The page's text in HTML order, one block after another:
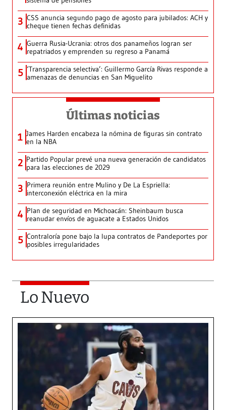
3 CSS anuncia segundo pago de agosto para jubilados: ACH y
cheque tienen fechas definidas
4 Guerra Rusia-Ucrania: otros dos panameños logran ser
repatriados y emprenden su regreso a Panamá
5 ‘Transparencia selectiva’: Guillermo García Rivas responde a
amenazas de denuncias en San Miguelito
Últimas noticias
1 James Harden encabeza la nómina de figuras sin contrato
en la NBA
2 Partido Popular prevé una nueva generación de candidatos
para las elecciones de 2029
3 Primera reunión entre Mulino y De La Espriella:
interconexión eléctrica en la mira
4 Plan de seguridad en Michoacán: Sheinbaum busca
reanudar envíos de aguacate a Estados Unidos
5 Contraloría pone bajo la lupa contratos de Pandeportes por
posibles irregularidades
Lo Nuevo